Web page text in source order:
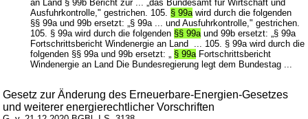
an Land § 99b Bericht zur ... „das Bundesamt für Wirtschaft und
Ausfuhrkontrolle," gestrichen. 105. § 99awird durch die folgenden
§§ 99a und 99b ersetzt: „§ 99a ... und Ausfuhrkontrolle," gestrichen.
105. § 99a wird durch die folgenden §§ 99aund 99b ersetzt: „§ 99a
Fortschrittsbericht Windenergie an Land ... 105. § 99a wird durch die
folgenden §§ 99a und 99b ersetzt: „ § 99aFortschrittsbericht
Windenergie an Land Die Bundesregierung legt dem Bundestag ...
Gesetz zur Änderung des Erneuerbare-Energien-Gesetzes
und weiterer energierechtlicher Vorschriften